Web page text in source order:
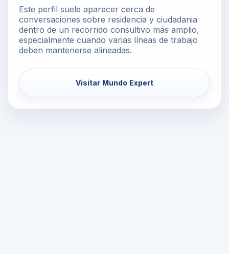
Este perfil suele aparecer cerca de
conversaciones sobre residencia y ciudadania
dentro de un recorrido consultivo más amplio,
especialmente cuando varias líneas de trabajo
deben mantenerse alineadas.
Visitar Mundo Expert